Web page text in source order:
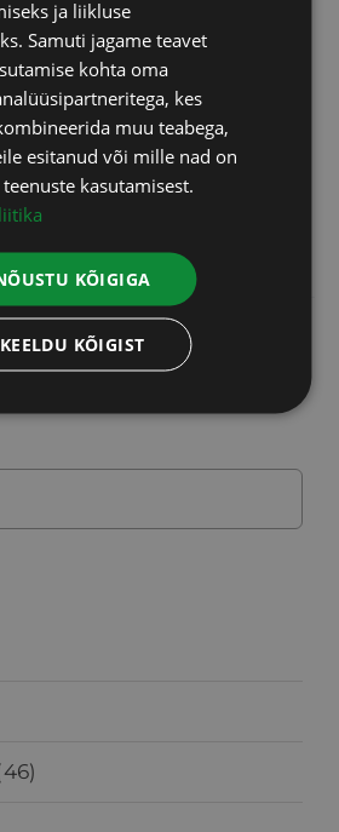
viisi keha ja meele toitmiseks
pidamise või kalorite lugemiseta.
millised on teie jaoks õiged
valikuid, mis võimaldavad teil
rinnal rõõmu tunda.
Sellel
tootel
on
varianti.
teha
ja liikluse
Samuti jagame teavet
kohta oma
kes
muu teabega,
esitanud või mille nad on
kasutamisest.
KÕIGIGA
KEELDU KÕIGIST